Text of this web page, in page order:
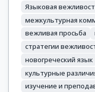
Языковая
межкультурная
вежливая просьба
стратегии
новогреческий язык
культурные
изучение и